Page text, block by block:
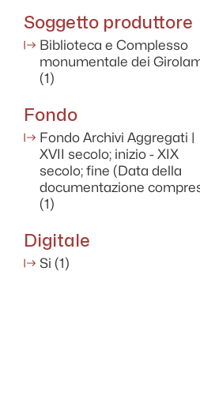
Soggetto produttore
Biblioteca e Complesso
monumentale dei
(1)
Fondo
Fondo Archivi Aggregati |
XVII secolo; inizio - XIX
secolo; fine (Data della
documentazione
(1)
Digitale
Si (1)